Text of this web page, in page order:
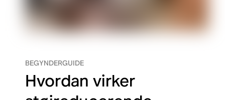
BEGYNDERGUIDE
Hvordan virker